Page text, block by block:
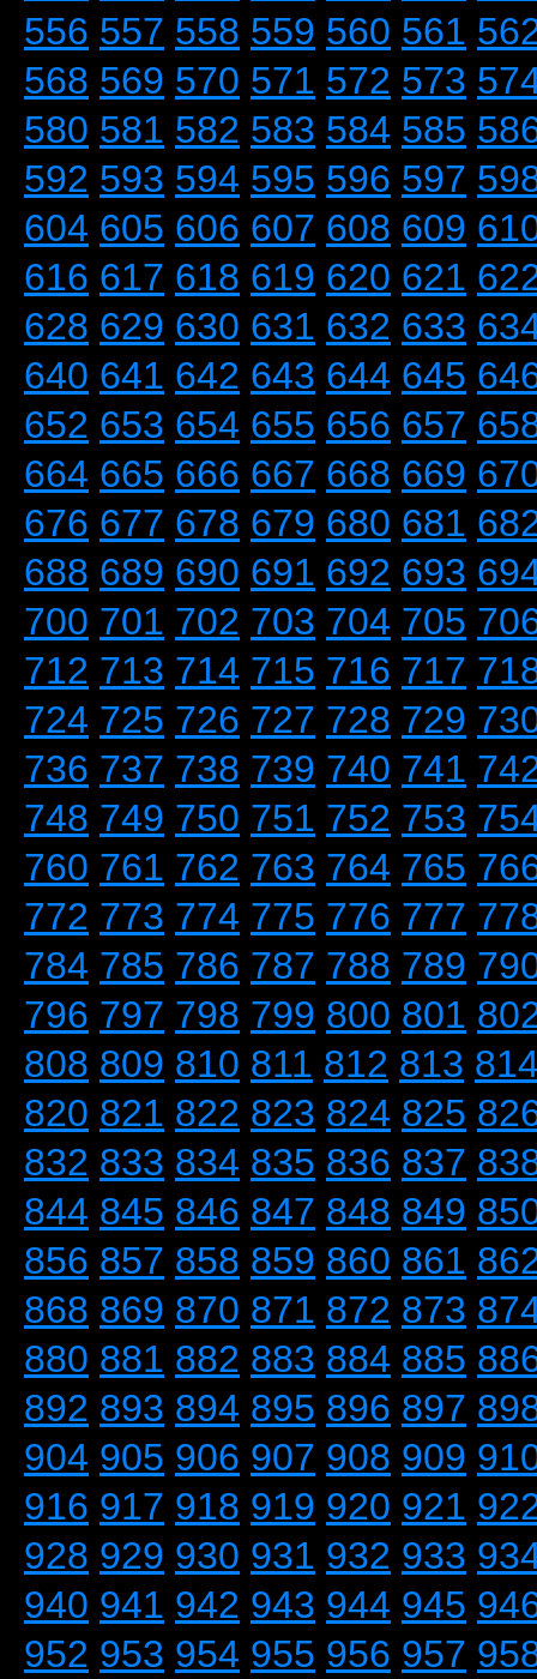
556 557 558 559 560 561
568 569 570 571 572 573
580 581 582 583 584 585
592 593 594 595 596 597
604 605 606 607 608 609
616 617 618 619 620 621
628 629 630 631 632 633
640 641 642 643 644 645
652 653 654 655 656 657
664 665 666 667 668 669
676 677 678 679 680 681
688 689 690 691 692 693
700 701 702 703 704 705
712 713 714 715 716 717
724 725 726 727 728 729
736 737 738 739 740 741
748 749 750 751 752 753
760 761 762 763 764 765
772 773 774 775 776 777
784 785 786 787 788 789
796 797 798 799 800 801
808 809 810 811 812 813
820 821 822 823 824 825
832 833 834 835 836 837
844 845 846 847 848 849
856 857 858 859 860 861
868 869 870 871 872 873
880 881 882 883 884 885
892 893 894 895 896 897
904 905 906 907 908 909
916 917 918 919 920 921
928 929 930 931 932 933
940 941 942 943 944 945
952 953 954 955 956 957